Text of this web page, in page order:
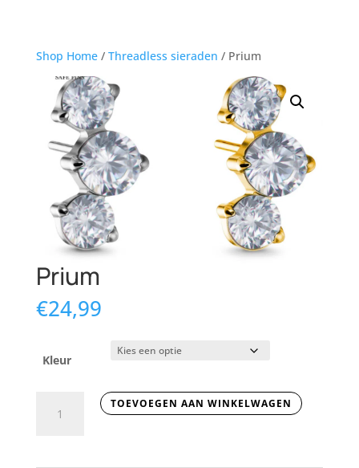
Shop Home/ Threadless sieraden / Prium
Prium
€24,99
Kleur
aantal
TOEVOEGEN AAN WINKELWAGEN